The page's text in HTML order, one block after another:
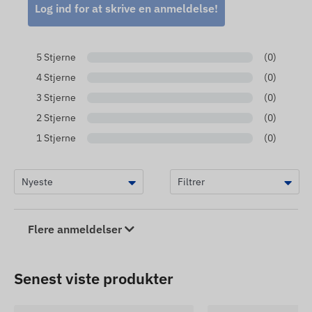
fastgørelse af tilbehør.
Stabil montering af GPS-trackere på løbehjul.
Sikker installation af flaskeholdere eller andet
tilbehør.
Fastgørelse af enhver enhed, der er kompatibel
Pakkens indhold
sikkerhedsklemmer
1 stk. unik sikkerhedsbit til montering af
Log ind for at skrive en anmeldelse!
5 Stjerne
(0)
4 Stjerne
(0)
3 Stjerne
(0)
2 Stjerne
(0)
1 Stjerne
(0)
Flere anmeldelser
Senest viste produkter